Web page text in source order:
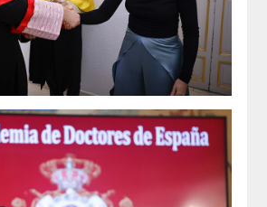
CIENCIAS
DE LA
NUEVAS
MEDICO-